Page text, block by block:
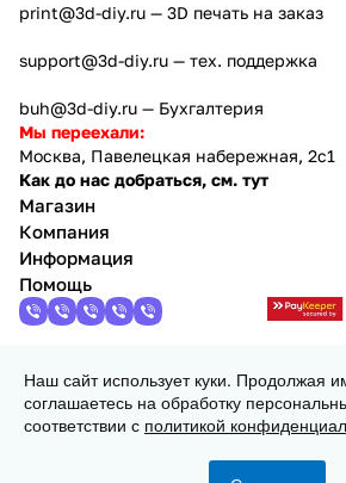
print@3d-diy.ru — 3D печать на заказ
support@3d-diy.ru — тех. поддержка
buh@3d-diy.ru — Бухгалтерия
Мы переехали:
Москва, Павелецкая набережная, 2с1
Как до нас добраться, см. тут
Магазин
Компания
Информация
Помощь
2013 - 2026 © 3DiY (Тридиай) - интернет-
комплектующих для 3D принтеров, ЧПУ
робототехники
Наш сайт использует куки. Продолжая
соглашаетесь на обработку
соответствии с политикой